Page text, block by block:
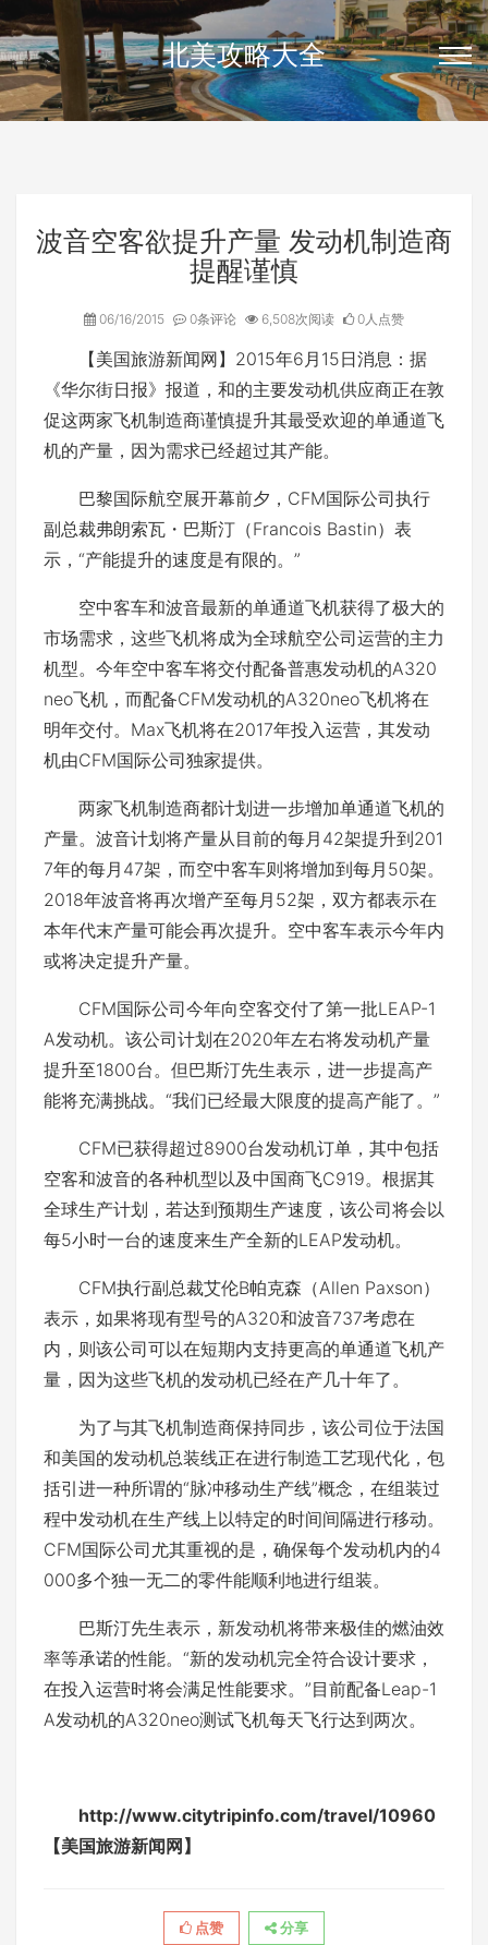
北美攻略大全
波音空客欲提升产量 发动机制造商
提醒谨慎
06/16/2015 0条评论 6,508次阅读 0人点赞
【美国旅游新闻网】2015年6月15日消息：据
《华尔街日报》报道，和的主要发动机供应商正在敦
促这两家飞机制造商谨慎提升其最受欢迎的单通道飞
机的产量，因为需求已经超过其产能。
巴黎国际航空展开幕前夕，CFM国际公司执行
副总裁弗朗索瓦・巴斯汀（Francois Bastin）表
示，“产能提升的速度是有限的。”
空中客车和波音最新的单通道飞机获得了极大的
市场需求，这些飞机将成为全球航空公司运营的主力
机型。今年空中客车将交付配备普惠发动机的A320
neo飞机，而配备CFM发动机的A320neo飞机将在
明年交付。Max飞机将在2017年投入运营，其发动
机由CFM国际公司独家提供。
两家飞机制造商都计划进一步增加单通道飞机的
产量。波音计划将产量从目前的每月42架提升到201
7年的每月47架，而空中客车则将增加到每月50架。
2018年波音将再次增产至每月52架，双方都表示在
本年代末产量可能会再次提升。空中客车表示今年内
或将决定提升产量。
CFM国际公司今年向空客交付了第一批LEAP-1
A发动机。该公司计划在2020年左右将发动机产量
提升至1800台。但巴斯汀先生表示，进一步提高产
能将充满挑战。“我们已经最大限度的提高产能了。”
CFM已获得超过8900台发动机订单，其中包括
空客和波音的各种机型以及中国商飞C919。根据其
全球生产计划，若达到预期生产速度，该公司将会以
每5小时一台的速度来生产全新的LEAP发动机。
CFM执行副总裁艾伦B帕克森（Allen Paxson）
表示，如果将现有型号的A320和波音737考虑在
内，则该公司可以在短期内支持更高的单通道飞机产
量，因为这些飞机的发动机已经在产几十年了。
为了与其飞机制造商保持同步，该公司位于法国
和美国的发动机总装线正在进行制造工艺现代化，包
括引进一种所谓的“脉冲移动生产线”概念，在组装过
程中发动机在生产线上以特定的时间间隔进行移动。
CFM国际公司尤其重视的是，确保每个发动机内的4
000多个独一无二的零件能顺利地进行组装。
巴斯汀先生表示，新发动机将带来极佳的燃油效
率等承诺的性能。“新的发动机完全符合设计要求，
在投入运营时将会满足性能要求。”目前配备Leap-1
A发动机的A320neo测试飞机每天飞行达到两次。
http://www.citytripinfo.com/travel/10960
【美国旅游新闻网】
点赞 分享